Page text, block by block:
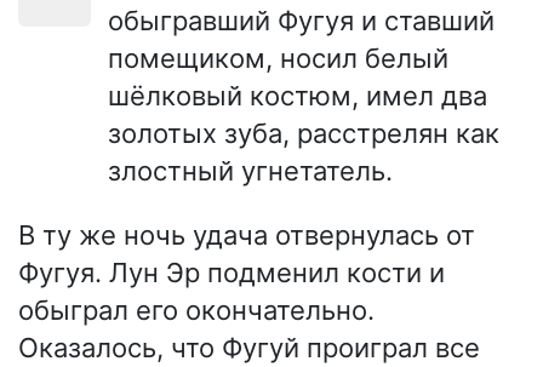
обыгравший Фугуя и ставший
помещиком, носил белый
шёлковый костюм, имел два
золотых зуба, расстрелян как
злостный угнетатель.
В ту же ночь удача отвернулась от
Фугуя. Лун Эр подменил кости и
обыграл его окончательно.
Оказалось, что Фугуй проиграл все